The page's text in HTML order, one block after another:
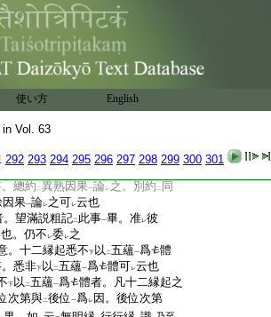
使い方 English
in Vol. 63
292 293 294 295 296 297 298 299 300 301
猶如 因果父子等名一 文
望 レ 前名 二 縁已生一 。望レ後名
縁起･縁已生之二義
之旨成
明一終至二老死一 。名 二縁起 一名二縁已
不 可 疑 之。若爾。設雖 未來法
縁已生
云事亦必然。此是過現
。正義意如
分位縁起者。爲唯約二 異熟因果一
總約 二異熟因果一論レ 之。別約 二 同
因果一論レ之可レ云也
望滿説粗記二 此事一畢。准レ彼
也。仍不 レ委レ之
。十二縁起悉不下 以 二五蘊一爲
體
悉非下 以 二五蘊一爲 體可レ云也
下 以 二五蘊一爲
體者。凡十二縁起之
次第與二後位 一爲レ 因。後位次第